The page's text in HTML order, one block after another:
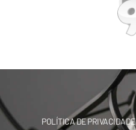
POLÍTICA DE PRIVACIDADE